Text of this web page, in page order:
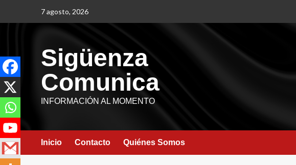
7 agosto, 2026
Sigüenza
Comunica
INFORMACIÓN AL MOMENTO
Inicio Contacto Quiénes Somos